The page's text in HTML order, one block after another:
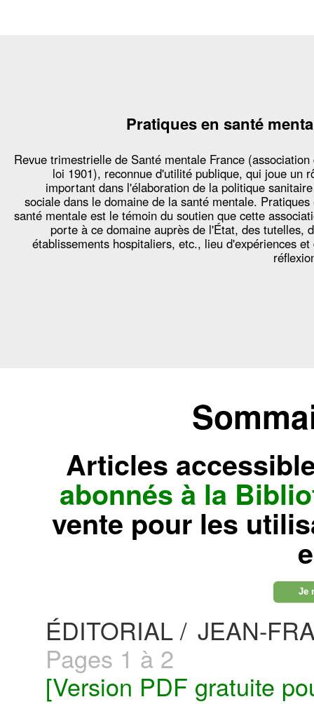
Pratiques en santé
Revue trimestrielle de Santé mentale France (association
loi 1901), reconnue d'utilité publique, qui joue un
important dans l'élaboration de la politique
sociale dans le domaine de la santé mentale. Pratiques
santé mentale est le témoin du soutien que cette
porte à ce domaine auprès de l'État, des tutelles,
établissements hospitaliers, etc., lieu d'expériences et
Articles
abonnés à la
vente pour les
Je
ÉDITORIAL / JEAN-
Pages 1 à 2
[Version PDF gratuite